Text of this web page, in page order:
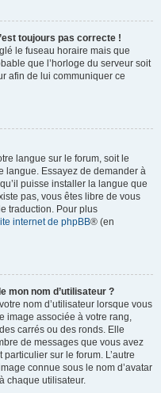
toujours pas correcte !
le fuseau horaire mais que
que l’horloge du serveur soit
afin de lui communiquer ce
langue sur le forum, soit le
langue. Essayez de demander à
puisse installer la langue que
pas, vous êtes libre de vous
traduction. Pour plus
internet de phpBB® (en
mon nom d’utilisateur ?
nom d’utilisateur lorsque vous
image associée à votre rang,
carrés ou des ronds. Elle
de messages que vous avez
sur le forum. L’autre
connue sous le nom d’avatar
chaque utilisateur.